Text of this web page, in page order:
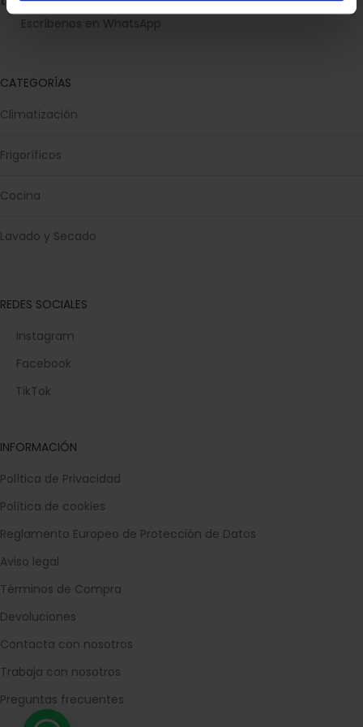
Escríbenos en WhatsApp
CATEGORÍAS
Climatización
Frigoríficos
Cocina
Lavado y Secado
REDES SOCIALES
Instagram
Facebook
TikTok
INFORMACIÓN
Política de Privacidad
Política de cookies
Reglamento Europeo de Protección de Datos
Aviso legal
Términos de Compra
Devoluciones
Contacta con nosotros
Trabaja con nosotros
Preguntas frecuentes